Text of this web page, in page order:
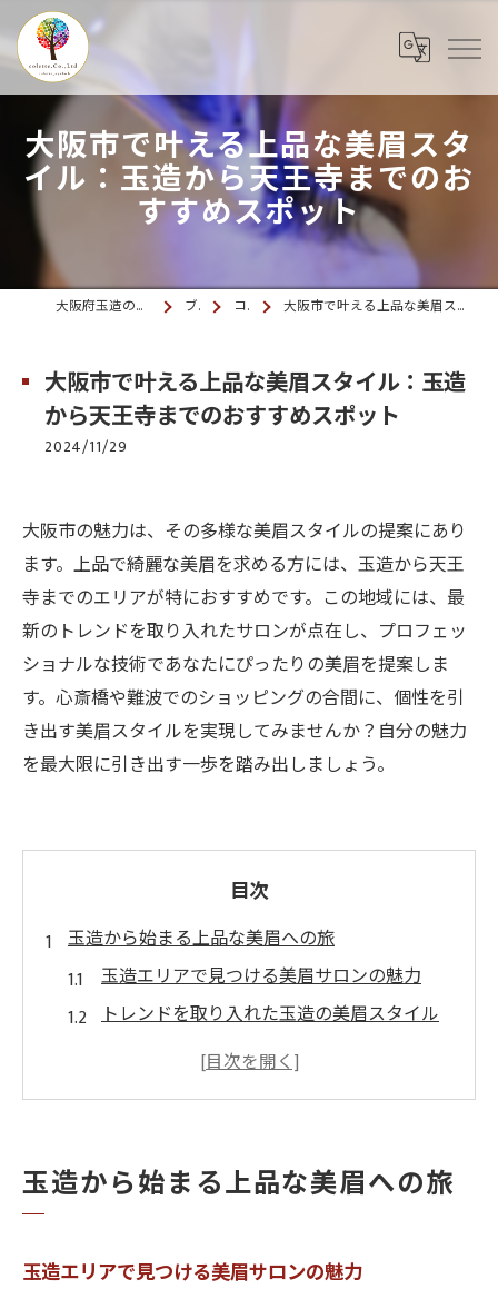
大阪市で叶える上品な美眉スタ
イル：玉造から天王寺までのお
すすめスポット
大阪府玉造のマツエクならcolette. 玉造 ブログ コラム 大阪市で叶える上品な美眉スタイル：玉造から天王寺までのおすすめスポット
大阪市で叶える上品な美眉スタイル：玉造
から天王寺までのおすすめスポット
2024/11/29
大阪市の魅力は、その多様な美眉スタイルの提案にあり
ます。上品で綺麗な美眉を求める方には、玉造から天王
寺までのエリアが特におすすめです。この地域には、最
新のトレンドを取り入れたサロンが点在し、プロフェッ
ショナルな技術であなたにぴったりの美眉を提案しま
す。心斎橋や難波でのショッピングの合間に、個性を引
き出す美眉スタイルを実現してみませんか？自分の魅力
を最大限に引き出す一歩を踏み出しましょう。
目次
玉造から始まる上品な美眉への旅
玉造エリアで見つける美眉サロンの魅力
トレンドを取り入れた玉造の美眉スタイル
プロが教える玉造での美眉ケア方法
地元で人気の玉造美眉サロンの特徴
大阪市の美眉トレンドを取り入れたサロン巡り
サロン巡りで叶える大阪市の美眉スタイル
玉造から始まる上品な美眉への旅
玉造エリアで見つける美眉サロンの魅力